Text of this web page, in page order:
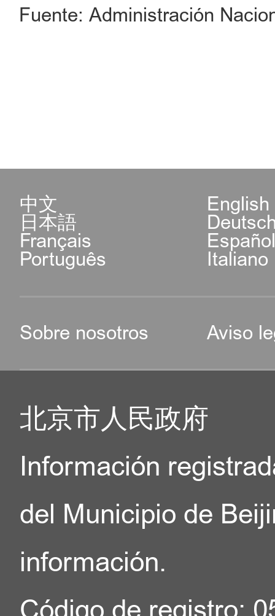
Fuente: Administración
中文 English
日本語
Français
Português Italiano
Sobre nosotros Aviso
北京市人民政府
Información
del Municipio de
información.